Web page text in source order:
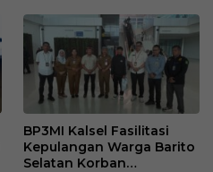
BP3MI Kalsel Fasilitasi
Kepulangan Warga Barito
Selatan Korban